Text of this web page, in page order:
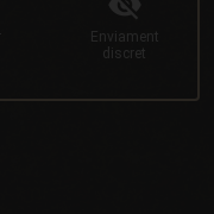
Enviament
discret